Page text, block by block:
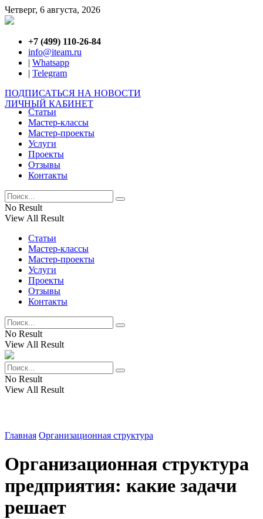
Четверг, 6 августа, 2026
+7 (499) 110-26-84
info@iteam.ru
| Whatsapp
| Telegram
ПОДПИСАТЬСЯ НА НОВОСТИ
ЛИЧНЫЙ КАБИНЕТ
Статьи
Мастер-классы
Мастер-проекты
Услуги
Проекты
Отзывы
Контакты
No Result
View All Result
Статьи
Мастер-классы
Мастер-проекты
Услуги
Проекты
Отзывы
Контакты
No Result
View All Result
No Result
View All Result
Главная Организационная структура
Организационная структура
предприятия: какие задачи
решает